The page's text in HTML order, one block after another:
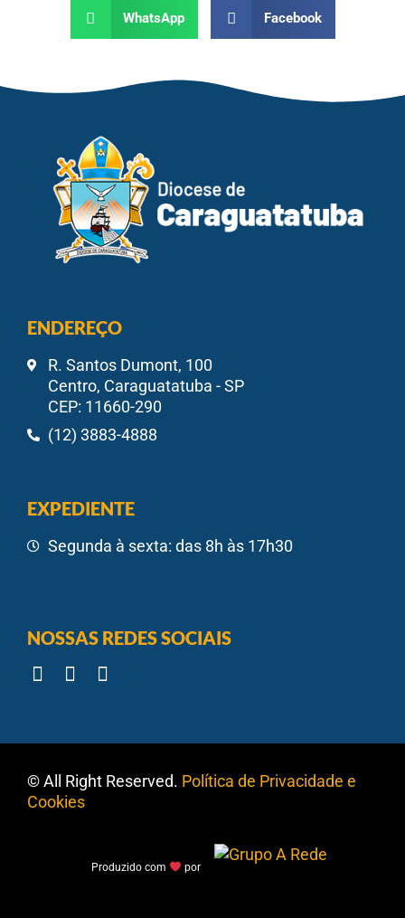
WhatsApp Facebook
ENDEREÇO
R. Santos Dumont, 100
Centro, Caraguatatuba - SP
CEP: 11660-290
(12) 3883-4888
EXPEDIENTE
Segunda à sexta: das 8h às 17h30
NOSSAS REDES SOCIAIS
© All Right Reserved. Política de Privacidade e
Cookies
Produzido com por